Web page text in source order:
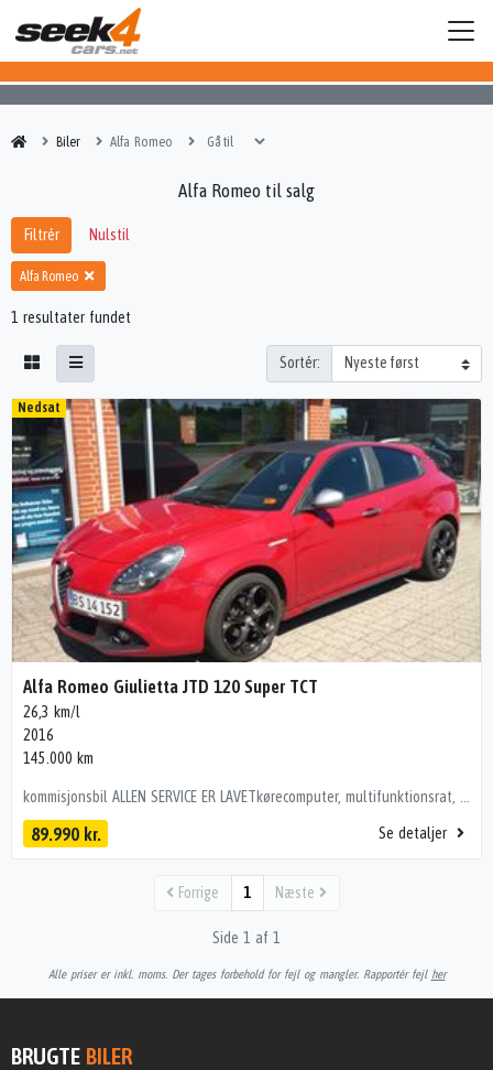
Biler Alfa Romeo
Alfa Romeo til salg
Filtrér Nulstil
Alfa Romeo
1 resultater fundet
Sortér:
Nedsat
Alfa Romeo Giulietta JTD 120 Super TCT
26,3 km/l
2016
145.000 km
kommisjonsbil ALLEN SERVICE ER LAVETkørecomputer, multifunktionsrat, læderindtræk, sportssæder, højdejust. forsæder, mørk loftbeklædning, læderrat, pilotsæder, 6 personers, bagagerumsdækken, alufælge, 17" alufælge, el-sidespejle m/varme, el-sidespejle, tågelygter, led kørelys, automatgear, aircondition, fuldaut. klima, centrallås, fjernb. centrallås, fartpilot, adaptiv fartpilot, 4x el-ruder, cd/radio, aux tilslutning, usb-c tilslutning, parkeringssensor (bag), dæktryksmåler, isofix, 6 airbags, esp
89.990 kr. Se detaljer
Forrige 1 Næste
Side 1 af 1
Alle priser er inkl. moms. Der tages forbehold for fejl og mangler. Rapportér fejl her
BRUGTE BILER